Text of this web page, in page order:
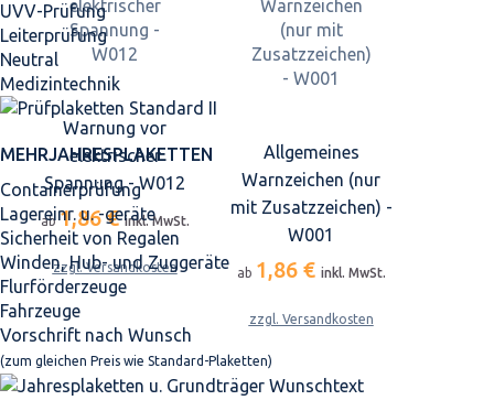
UVV-Prüfung
Leiterprüfung
Neutral
Medizintechnik
MEHRJAHRES­PLAKETTEN
Containerprüfung
Lagereinr. u. -geräte
Sicherheit von Regalen
Winden, Hub- und Zuggeräte
Flurförderzeuge
Fahrzeuge
Vorschrift nach Wunsch
(zum gleichen Preis wie Standard-Plaketten)
Warnung vor
elektrischer
Spannung - W012
ab1,86 €inkl. MwSt.
zzgl. Versandkosten
Allgemeines
Warnzeichen (nur
mit Zusatzzeichen) -
W001
ab 1,86 € inkl. MwSt.
zzgl. Versandkosten